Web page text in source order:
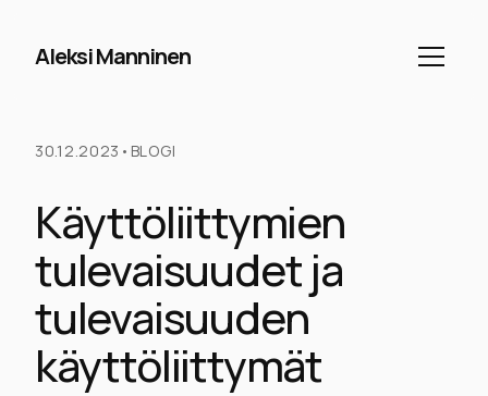
Aleksi Manninen
30.12.2023 • BLOGI
Käyttöliittymien
tulevaisuudet ja
tulevaisuuden
käyttöliittymät